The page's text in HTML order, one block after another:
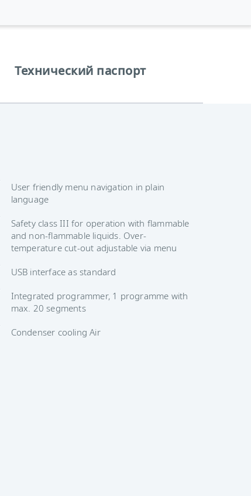
Технический паспорт
User friendly menu navigation in plain
language
Safety class III for operation with flammable
and non-flammable liquids. Over-
temperature cut-out adjustable via menu
USB interface as standard
Integrated programmer, 1 programme with
max. 20 segments
Condenser cooling Air